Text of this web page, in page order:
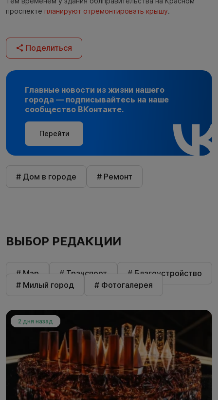
проспекте планируют отремонтировать крышу.
Поделиться
Главные новости из жизни нашего
города — подписывайтесь на наше
сообщество ВКонтакте.
Перейти
# Дом в городе # Ремонт
ВЫБОР РЕДАКЦИИ
# Мэр # Транспорт
# Благоустройство
# Милый город
# Фотогалерея
2 дня назад